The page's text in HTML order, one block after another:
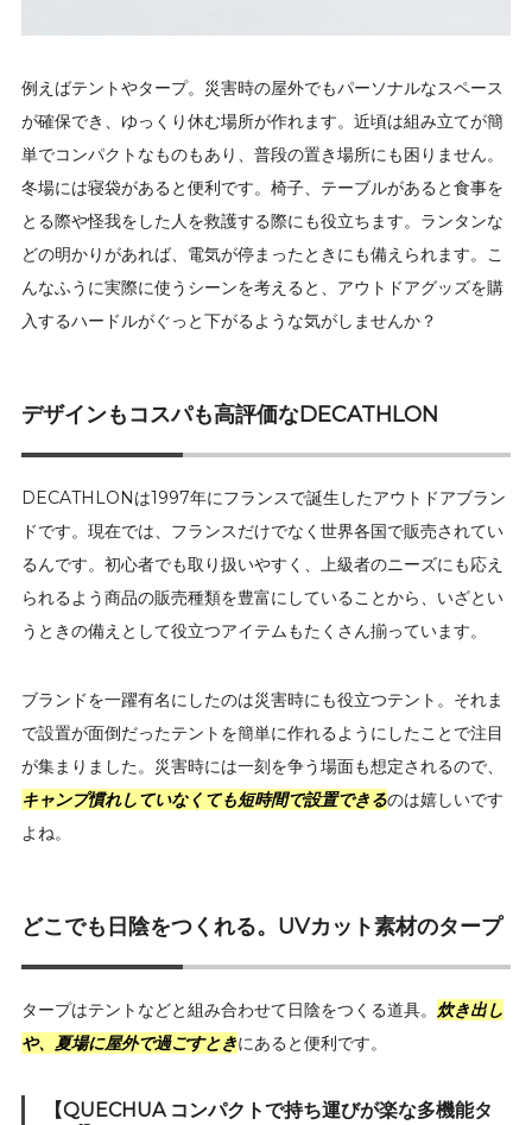
例えばテントやタープ。災害時の屋外でもパーソナルなスペース
が確保でき、ゆっくり休む場所が作れます。近頃は組み立てが簡
単でコンパクトなものもあり、普段の置き場所にも困りません。
冬場には寝袋があると便利です。椅子、テーブルがあると食事を
とる際や怪我をした人を救護する際にも役立ちます。ランタンな
どの明かりがあれば、電気が停まったときにも備えられます。こ
んなふうに実際に使うシーンを考えると、アウトドアグッズを購
入するハードルがぐっと下がるような気がしませんか？
デザインもコスパも高評価なDECATHLON
DECATHLONは1997年にフランスで誕生したアウトドアブラン
ドです。現在では、フランスだけでなく世界各国で販売されてい
るんです。初心者でも取り扱いやすく、上級者のニーズにも応え
られるよう商品の販売種類を豊富にしていることから、いざとい
うときの備えとして役立つアイテムもたくさん揃っています。
ブランドを一躍有名にしたのは災害時にも役立つテント。それま
で設置が面倒だったテントを簡単に作れるようにしたことで注目
が集まりました。災害時には一刻を争う場面も想定されるので、
キャンプ慣れしていなくても短時間で設置できるのは嬉しいです
よね。
どこでも日陰をつくれる。UVカット素材のタープ
タープはテントなどと組み合わせて日陰をつくる道具。 炊き出し
や、夏場に屋外で過ごすときにあると便利です。
【QUECHUA コンパクトで持ち運びが楽な多機能タ